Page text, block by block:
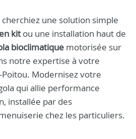
une solution simple
kitou une installation haut de
bioclimatique motorisée sur
notre expertise à votre
Modernisez votre
qui allie performance
installée par des
chez les particuliers.